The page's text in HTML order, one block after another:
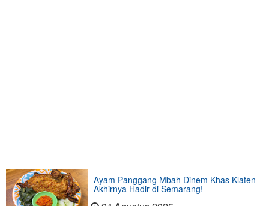
Ayam Panggang Mbah Dinem Khas Klaten
Akhirnya Hadir di Semarang!